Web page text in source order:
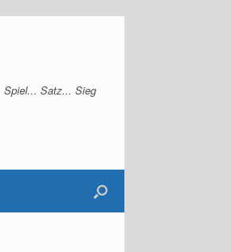
Spiel... Satz... Sieg